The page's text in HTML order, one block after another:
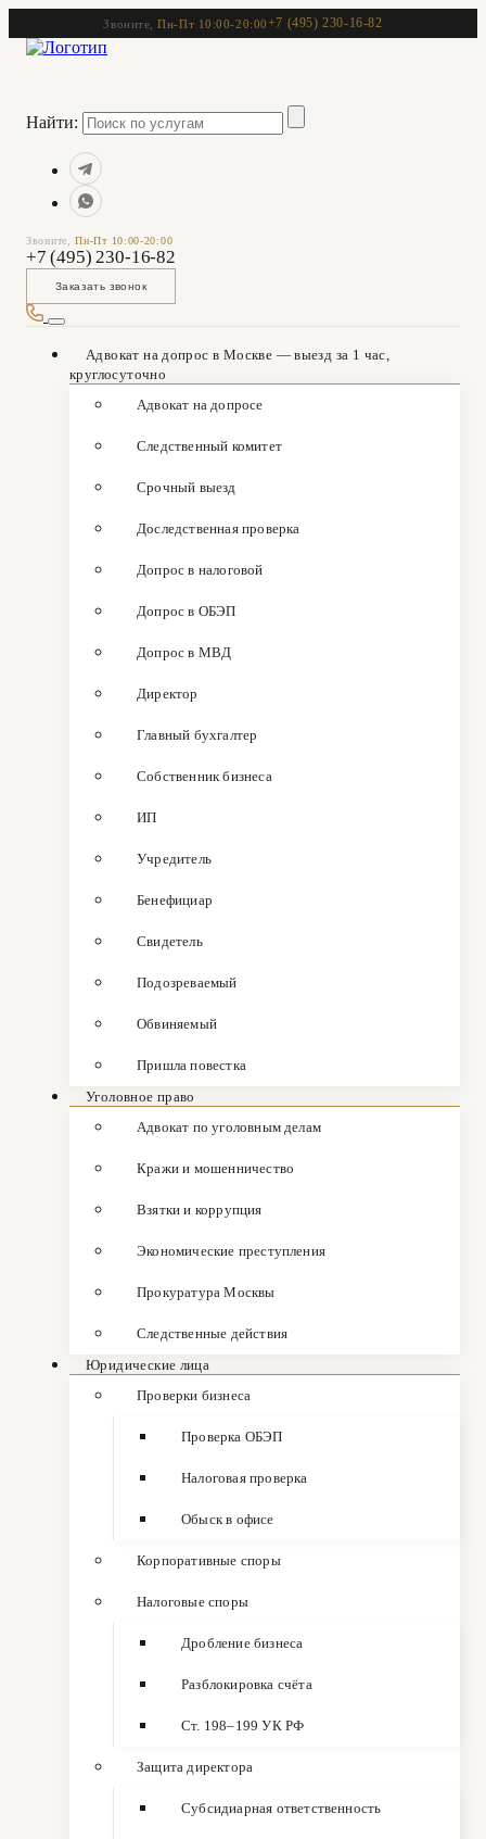
Звоните,Пн-Пт 10:00-20:00+7 (495) 230-16-82
Найти:
Звоните,Пн-Пт 10:00-20:00
+7 (495) 230-16-82
Заказать звонок
Адвокат на допрос в Москве — выезд за 1 час,
круглосуточно
Адвокат на допросе
Следственный комитет
Срочный выезд
Доследственная проверка
Допрос в налоговой
Допрос в ОБЭП
Допрос в МВД
Директор
Главный бухгалтер
Собственник бизнеса
ИП
Учредитель
Бенефициар
Свидетель
Подозреваемый
Обвиняемый
Пришла повестка
Уголовное право
Адвокат по уголовным делам
Кражи и мошенничество
Взятки и коррупция
Экономические преступления
Прокуратура Москвы
Следственные действия
Юридические лица
Проверки бизнеса
Проверка ОБЭП
Налоговая проверка
Обыск в офисе
Корпоративные споры
Налоговые споры
Дробление бизнеса
Разблокировка счёта
Ст. 198–199 УК РФ
Защита директора
Субсидиарная ответственность